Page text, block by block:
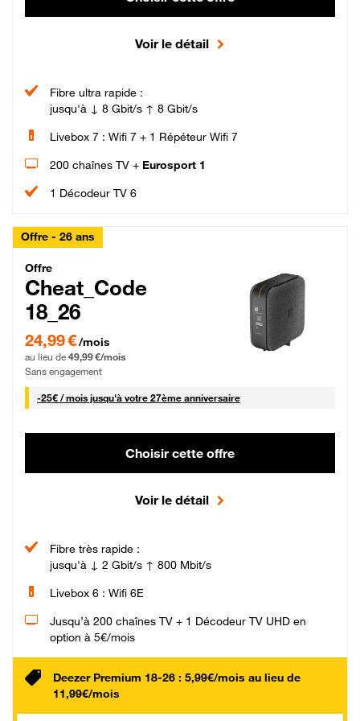
Voir le détail
Fibre ultra rapide :
jusqu'à ↓ 8 Gbit/s ↑ 8 Gbit/s
Livebox 7 : Wifi 7 + 1 Répéteur Wifi 7
200 chaînes TV + Eurosport 1
1 Décodeur TV 6
Offre - 26 ans
Cheat_Code Fibre_18_26
Offre
Cheat_Code
18_26
24,99 € par mois pendant 0 mois puis 49,99 € par mois, Sans engagement
24,99 €/mois
au lieu de 49,99 €/mois
Sans engagement
-25€ / mois25 € par mois
jusqu'à votre 27ème anniversaire
Choisir cette offre
Voir le détail
Fibre très rapide :
jusqu'à ↓ 2 Gbit/s ↑ 800 Mbit/s
Livebox 6 : Wifi 6E
Jusqu’à 200 chaînes TV + 1 Décodeur TV UHD en
option à 5€/mois
Deezer Premium 18-26 : 5,99€/mois au lieu de
11,99€/mois